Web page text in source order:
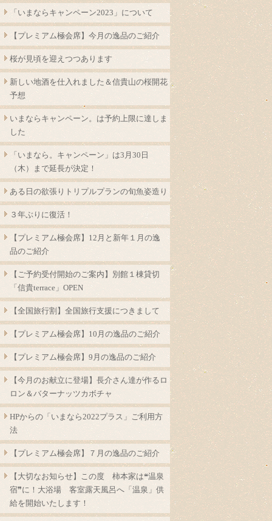
「いまならキャンペーン2023」について
【プレミアム極会席】今月の逸品のご紹介
桜が見頃を迎えつつあります
新しい地酒を仕入れました＆信貴山の桜開花
予想
いまならキャンペーン。は予約上限に達しま
した
「いまなら。キャンペーン」は3月30日
（木）まで延長が決定！
ある日の欲張りトリプルプランの旬魚姿造り
３年ぶりに復活！
【プレミアム極会席】12月と新年１月の逸
品のご紹介
【ご予約受付開始のご案内】別館１棟貸切
「信貴terrace」OPEN
【全国旅行割】全国旅行支援につきまして
【プレミアム極会席】10月の逸品のご紹介
【プレミアム極会席】9月の逸品のご紹介
【今月のお献立に登場】長介さん達が作るロ
ロン＆バターナッツカボチャ
HPからの「いまなら2022プラス」ご利用方
法
【プレミアム極会席】７月の逸品のご紹介
【大切なお知らせ】この度 柿本家は❝温泉
宿❞に！大浴場 客室露天風呂へ「温泉」供
給を開始いたします！